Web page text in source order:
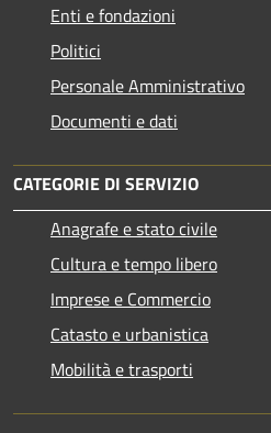
Enti e fondazioni
Politici
Personale Amministrativo
Documenti e dati
CATEGORIE DI SERVIZIO
Anagrafe e stato civile
Cultura e tempo libero
Imprese e Commercio
Catasto e urbanistica
Mobilità e trasporti